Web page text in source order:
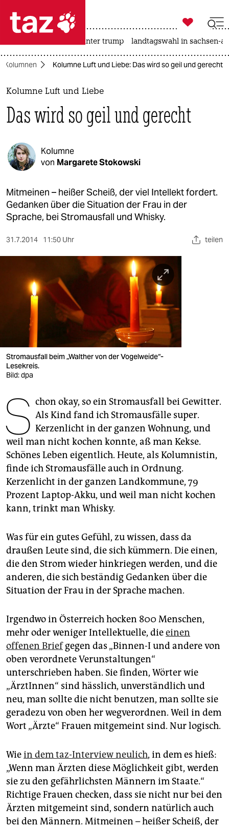
 taz zahl ich
taz zahl ich
themen
politik
öko
gesellschaft
kultur
sport
nord
wahrheit
verlag
veranstaltungen
shop
fragen & hilfe
unterstützen
genossenschaft
epaper login

taz zahl ich
usa unter trump landtagswahl in sachsen-
Kolumnen Kolumne Luft und Liebe: Das wird so geil und gerecht
Kolumne Luft und Liebe
Das wird so geil und gerecht
Kolumne
von Margarete Stokowski
Mitmeinen – heißer Scheiß, der viel Intellekt fordert.
Gedanken über die Situation der Frau in der
Sprache, bei Stromausfall und Whisky.
31.7.2014 11:50 Uhr teilen
Stromausfall beim „Walther von der Vogelweide“-
Lesekreis.
Bild: dpa
S chon okay, so ein Stromausfall bei Gewitter.
Als Kind fand ich Stromausfälle super.
Kerzenlicht in der ganzen Wohnung, und
weil man nicht kochen konnte, aß man Kekse.
Schönes Leben eigentlich. Heute, als Kolumnistin,
finde ich Stromausfälle auch in Ordnung.
Kerzenlicht in der ganzen Landkommune, 79
Prozent Laptop-Akku, und weil man nicht kochen
kann, trinkt man Whisky.
Was für ein gutes Gefühl, zu wissen, dass da
draußen Leute sind, die sich kümmern. Die einen,
die den Strom wieder hinkriegen werden, und die
anderen, die sich beständig Gedanken über die
Situation der Frau in der Sprache machen.
Irgendwo in Österreich hocken 800 Menschen,
mehr oder weniger Intellektuelle, dieeinen
offenen Briefgegen das „Binnen-I und andere von
oben verordnete Verunstaltungen“
unterschrieben haben. Sie finden, Wörter wie
„ÄrztInnen“ sind hässlich, unverständlich und
neu, man sollte die nicht benutzen, man sollte sie
geradezu von oben her wegverordnen. Weil in dem
Wort „Ärzte“ Frauen mitgemeint sind. Nur logisch.
Wiein dem taz-Interview neulich, in dem es hieß:
„Wenn man Ärzten diese Möglichkeit gibt, werden
sie zu den gefährlichsten Männern im Staate.“
Richtige Frauen checken, dass sie nicht nur bei den
Ärzten mitgemeint sind, sondern natürlich auch
bei den Männern. Mitmeinen – heißer Scheiß, der